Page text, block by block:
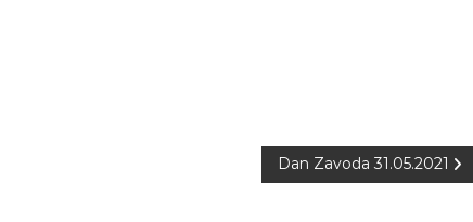
Dan Zavoda 31.05.2021